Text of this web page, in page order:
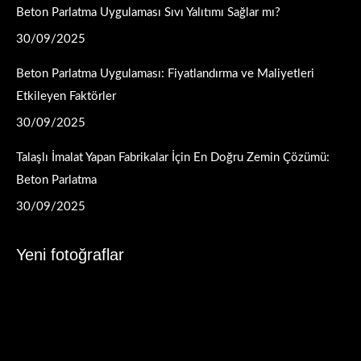
new
window
new
window
new
window
newnewnewnew
Beton Parlatma Uygulaması Sıvı Yalıtımı Sağlar mı?
30/09/2025
Beton Parlatma Uygulaması: Fiyatlandırma ve Maliyetleri
Etkileyen Faktörler
30/09/2025
Talaşlı İmalat Yapan Fabrikalar İçin En Doğru Zemin Çözümü:
Beton Parlatma
30/09/2025
Yeni fotoğraflar